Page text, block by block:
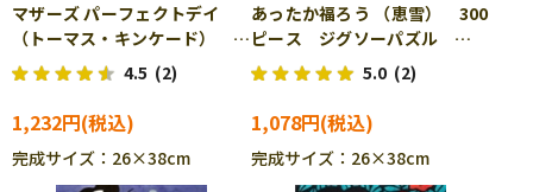
マザーズ パーフェクトデイ
（トーマス・キンケード）
300ピース ジグソーパズル
BEV-93-128
4.5 (2)
1,232円
完成サイズ：26×38cm
あったか福ろう （恵雪） 300
ピース ジグソーパズル
APP-300-332 5.0 (2)
1,078円
完成サイズ：26×38cm